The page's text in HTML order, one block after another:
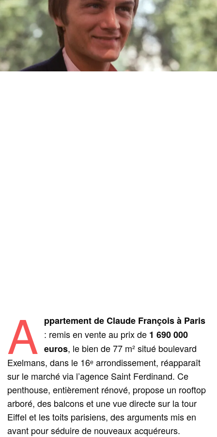
A ppartement de Claude François à Paris
: remis en vente au prix de 1 690 000
euros, le bien de 77 m² situé boulevard
Exelmans, dans le 16ᵉ arrondissement, réapparaît
sur le marché via l’agence Saint Ferdinand. Ce
penthouse, entièrement rénové, propose un rooftop
arboré, des balcons et une vue directe sur la tour
Eiffel et les toits parisiens, des arguments mis en
avant pour séduire de nouveaux acquéreurs.